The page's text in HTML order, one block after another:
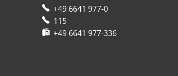
+49 6641 977-0
115
+49 6641 977-336